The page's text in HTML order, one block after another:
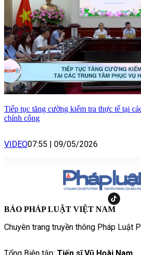
Tiếp tục tăng cường kiểm tra thực tế tại
chính công
VIDEO07:55 09/05/2026
BÁO PHÁP LUẬT VIỆT NAM
Chuyên trang truyền thông Pháp Luật